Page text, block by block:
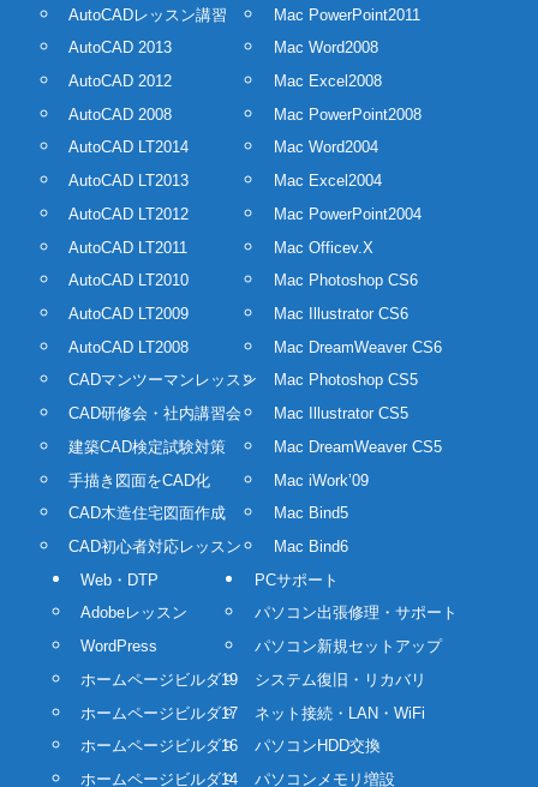
AutoCADレッスン講習
AutoCAD 2013
AutoCAD 2012
AutoCAD 2008
AutoCAD LT2014
AutoCAD LT2013
AutoCAD LT2012
AutoCAD LT2011
AutoCAD LT2010
AutoCAD LT2009
AutoCAD LT2008
CADマンツーマンレッスン
CAD研修会・社内講習会
建築CAD検定試験対策
手描き図面をCAD化
CAD木造住宅図面作成
CAD初心者対応レッスン
Mac PowerPoint2011
Mac Word2008
Mac Excel2008
Mac PowerPoint2008
Mac Word2004
Mac Excel2004
Mac PowerPoint2004
Mac Officev.X
Mac Photoshop CS6
Mac Illustrator CS6
Mac DreamWeaver CS6
Mac Photoshop CS5
Mac Illustrator CS5
Mac DreamWeaver CS5
Mac iWork’09
Mac Bind5
Mac Bind6
Web・DTP
Adobeレッスン
WordPress
ホームページビルダ19
ホームページビルダ17
ホームページビルダ16
ホームページビルダ14
PCサポート
パソコン出張修理・サポート
パソコン新規セットアップ
システム復旧・リカバリ
ネット接続・LAN・WiFi
パソコンHDD交換
パソコンメモリ増設